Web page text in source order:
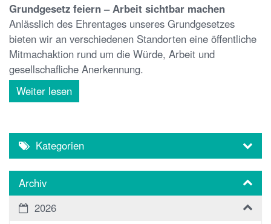
Grundgesetz feiern – Arbeit sichtbar machen
Anlässlich des Ehrentages unseres Grundgesetzes
bieten wir an verschiedenen Standorten eine öffentliche
Mitmachaktion rund um die Würde, Arbeit und
gesellschafliche Anerkennung.
Weiter lesen
Kategorien
Archiv
2026